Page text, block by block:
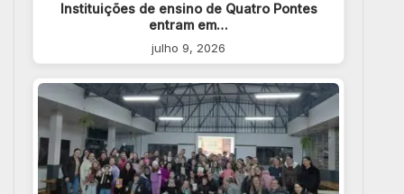
Instituições de ensino de Quatro Pontes
entram em…
julho 9, 2026